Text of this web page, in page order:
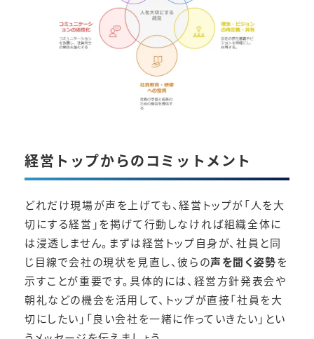
経営トップからのコミットメント
どれだけ現場が声を上げても、経営トップが「人を大
切にする経営」を掲げて行動しなければ組織全体に
は浸透しません。まずは経営トップ自身が、社員と同
じ目線で会社の現状を見直し、彼らの声を聞く姿勢を
示すことが重要です。具体的には、経営方針発表会や
朝礼などの機会を活用して、トップが直接「社員を大
切にしたい」「良い会社を一緒に作っていきたい」とい